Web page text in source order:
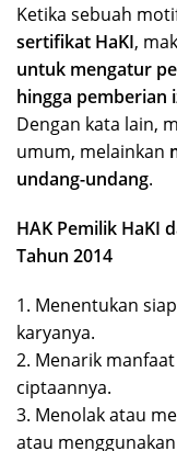
Ketika sebuah
sertifikat HaKI,
untuk mengatur
hingga pemberian
Dengan kata lain,
umum, melainkan
undang-undang.
HAK Pemilik HaKI
Tahun 2014
1. Menentukan
karyanya.
2. Menarik
ciptaannya.
3. Menolak atau
atau